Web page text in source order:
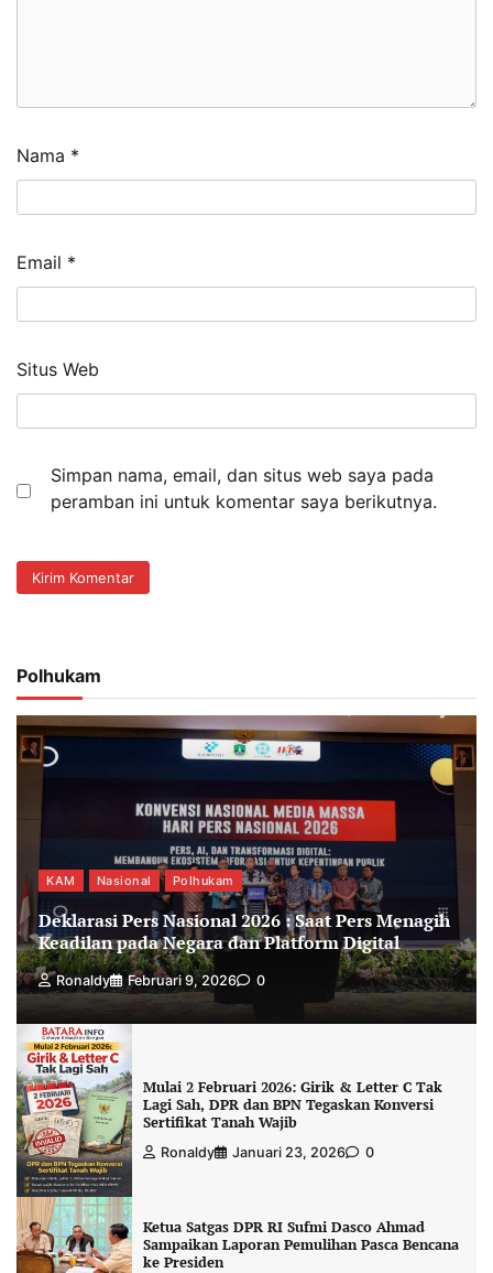
Nama *
Email *
Situs Web
Simpan nama, email, dan situs web saya pada
peramban ini untuk komentar saya berikutnya.
Polhukam
KAM Nasional Polhukam
Deklarasi Pers Nasional 2026 : Saat Pers Menagih
Keadilan pada Negara dan Platform Digital
Ronaldy Februari 9, 2026 0
Mulai 2 Februari 2026: Girik & Letter C Tak
Lagi Sah, DPR dan BPN Tegaskan Konversi
Sertifikat Tanah Wajib
Ronaldy Januari 23, 2026 0
Ketua Satgas DPR RI Sufmi Dasco Ahmad
Sampaikan Laporan Pemulihan Pasca Bencana
ke Presiden